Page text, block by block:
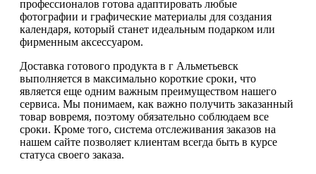
профессионалов готова адаптировать любые
фотографии и графические материалы для создания
календаря, который станет идеальным подарком или
фирменным аксессуаром.
Доставка готового продукта в г Альметьевск
выполняется в максимально короткие сроки, что
является еще одним важным преимуществом нашего
сервиса. Мы понимаем, как важно получить заказанный
товар вовремя, поэтому обязательно соблюдаем все
сроки. Кроме того, система отслеживания заказов на
нашем сайте позволяет клиентам всегда быть в курсе
статуса своего заказа.